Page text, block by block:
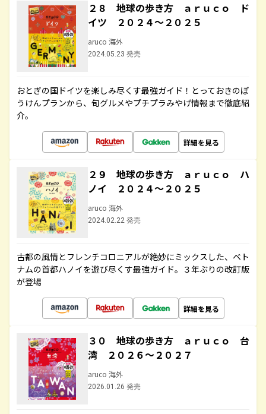
２８ 地球の歩き方 ａｒｕｃｏ ド
イツ ２０２４～２０２５
aruco 海外
2024.05.23 発売
おとぎの国ドイツを楽しみ尽くす最強ガイド！とっておきのぼ
うけんプランから、旬グルメやプチプラみやげ情報まで徹底紹
介。
詳細を見る
２９ 地球の歩き方 ａｒｕｃｏ ハ
ノイ ２０２４～２０２５
aruco 海外
2024.02.22 発売
古都の風情とフレンチコロニアルが絶妙にミックスした、ベト
ナムの首都ハノイを遊び尽くす最強ガイド。３年ぶりの改訂版
が登場
詳細を見る
３０ 地球の歩き方 ａｒｕｃｏ 台
湾 ２０２６～２０２７
aruco 海外
2026.01.26 発売